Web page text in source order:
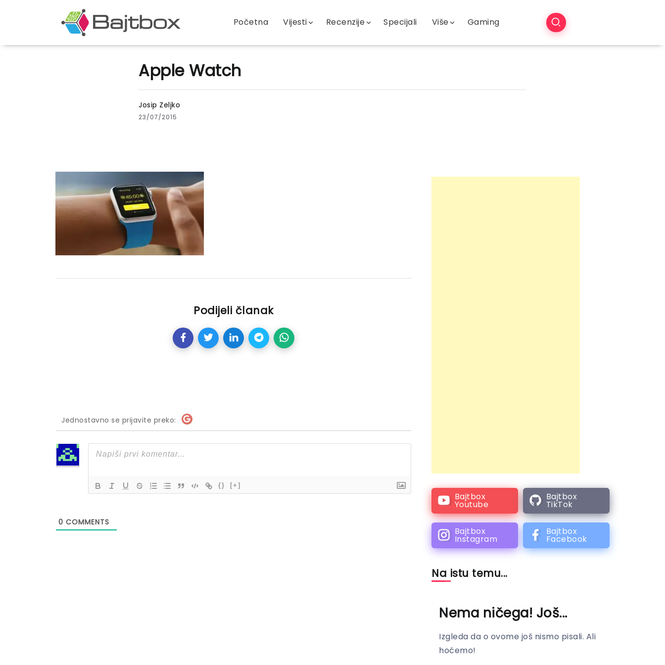
Početna Vijesti Recenzije Specijali Više Gaming
Apple Watch
Josip Zeljko
23/07/2015
Podijeli članak
Jednostavno se prijavite preko:
{} [+]
0 COMMENTS
Bajtbox
Youtube
Bajtbox
TikTok
Bajtbox
Instagram
Bajtbox
Facebook
Na istu temu...
Nema ničega! Još...
Izgleda da o ovome još nismo pisali. Ali
hoćemo!